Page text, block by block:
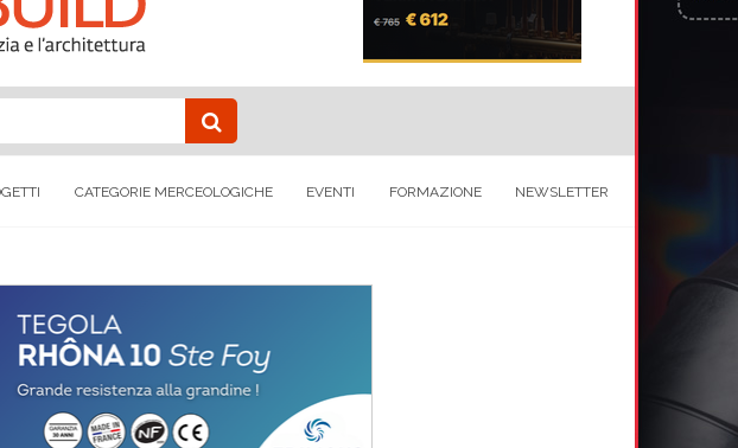
CATEGORIE MERCEOLOGICHE EVENTI FORMAZIONE NEWSLETTER